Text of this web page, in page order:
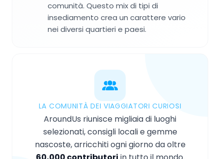
comunità. Questo mix di tipi di
insediamento crea un carattere vario
nei diversi quartieri e paesi.
LA COMUNITÀ DEI VIAGGIATORI CURIOSI
AroundUs riunisce migliaia di luoghi
selezionati, consigli locali e gemme
nascoste, arricchiti ogni giorno da oltre